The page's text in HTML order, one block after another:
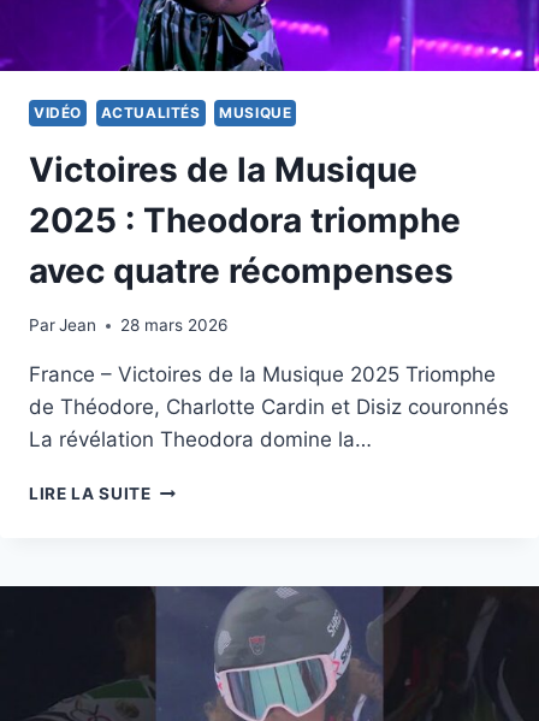
VIDÉO ACTUALITÉS MUSIQUE
Victoires de la Musique
2025 : Theodora triomphe
avec quatre récompenses
ParJean
14 février 202628 mars 2026
France – Victoires de la Musique 2025 Triomphe
de Théodore, Charlotte Cardin et Disiz couronnés
La révélation Theodora domine la…
LIRE LA SUITEVICTOIRES
2025
THEODORA
TRIOMPHE
AVEC
QUATRE